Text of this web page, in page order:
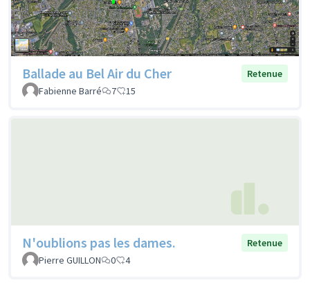
Ballade au Bel Air du Cher
Retenue
Fabienne Barré
7 15
N'oublions pas les dames.
Retenue
Pierre GUILLON
0 4